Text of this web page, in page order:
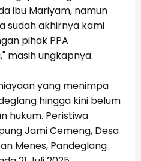
ibu Mariyam, namun
sudah akhirnya kami
pihak PPA
masih ungkapnya.
yang menimpa
hingga kini belum
hukum. Peristiwa
Jami Cemeng, Desa
Menes, Pandeglang